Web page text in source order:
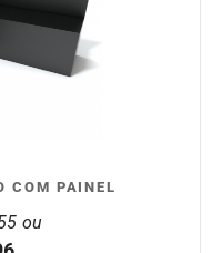
COM PAINEL
ou